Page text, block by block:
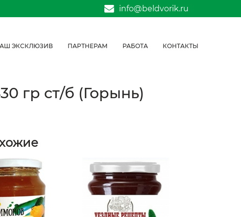
info@beldvorik.ru
ЭКСКЛЮЗИВ ПАРТНЕРАМ РАБОТА КОНТАКТЫ
гр ст/б (Горынь)